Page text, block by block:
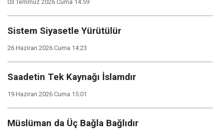
03 Temmuz 2026 Cuma 14:59
Sistem Siyasetle Yürütülür
26 Haziran 2026 Cuma 14:23
Saadetin Tek Kaynağı İslamdır
19 Haziran 2026 Cuma 15:01
Müslüman da Üç Bağla Bağlıdır